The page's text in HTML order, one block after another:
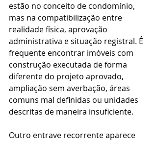
estão no conceito de condomínio,
mas na compatibilização entre
realidade física, aprovação
administrativa e situação registral. É
frequente encontrar imóveis com
construção executada de forma
diferente do projeto aprovado,
ampliação sem averbação, áreas
comuns mal definidas ou unidades
descritas de maneira insuficiente.
Outro entrave recorrente aparece